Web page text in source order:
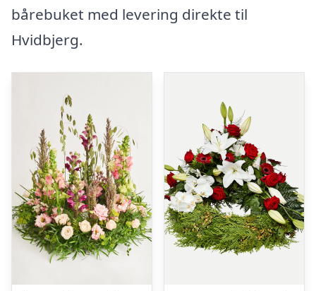
bårebuket med levering direkte til
Hvidbjerg.